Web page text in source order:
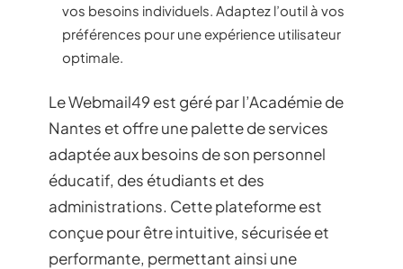
vos besoins individuels. Adaptez l’outil à vos
préférences pour une expérience utilisateur
optimale.
Le Webmail49 est géré par l’Académie de
Nantes et offre une palette de services
adaptée aux besoins de son personnel
éducatif, des étudiants et des
administrations. Cette plateforme est
conçue pour être intuitive, sécurisée et
performante, permettant ainsi une